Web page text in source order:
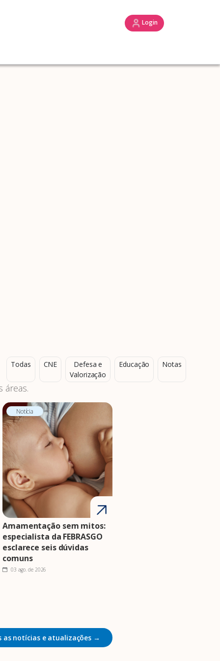
Login
Todas CNE
Defesa e
Valorização
Educação Notas
áreas.
Notícia
Amamentação sem mitos:
especialista da FEBRASGO
esclarece seis dúvidas
comuns
03 ago. de 2026
as notícias e atualizações →